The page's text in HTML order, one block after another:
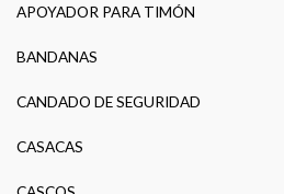
APOYADOR PARA TIMÓN
BANDANAS
CANDADO DE SEGURIDAD
CASACAS